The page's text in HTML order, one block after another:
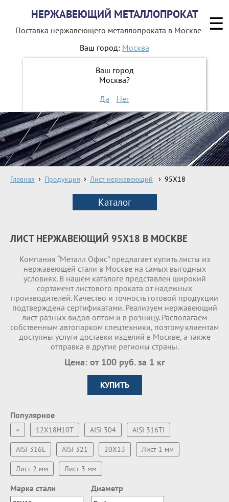
НЕРЖАВЕЮЩИЙ МЕТАЛЛОПРОКАТ
Поставка нержавеющего металлопроката в Москве
Ваш город: Москва
Ваш город
Москва?
Да
Нет
8 800 551-16-44
ЗАКАЗАТЬ ОБРАТНЫЙ ЗВОНОК
Главная Продукция Лист нержавеющий 95Х18
Каталог
ЛИСТ НЕРЖАВЕЮЩИЙ 95Х18 В МОСКВЕ
Компания “Металл Офис” предлагает купить листы из
нержавеющей стали в Москве на самых выгодных
условиях. В нашем каталоге представлен широкий
сортамент листового проката от надежных
производителей. Качество и точность готовой продукции
подтверждена сертификатами. Реализуем нержавеющий
лист разных видов оптом и в розницу. Располагаем
собственным автопарком спецтехники, поэтому клиентам
доступны услуги доставки изделий в Москве, а также
отправка в другие регионы страны.
Цена: от 100 руб. за 1 кг
КУПИТЬ
Популярное
× 12Х18Н10Т AISI 304 AISI 316TI
AISI 316L AISI 321 20Х13 Лист 1 мм
Лист 2 мм Лист 3 мм
Марка стали Диаметр
☰